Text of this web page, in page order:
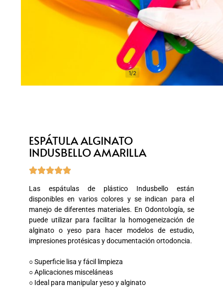
1/2
ESPÁTULA ALGINATO
INDUSBELLO AMARILLA

Las espátulas de plástico Indusbello están
disponibles en varios colores y se indican para el
manejo de diferentes materiales. En Odontología, se
puede utilizar para facilitar la homogeneización de
alginato o yeso para hacer modelos de estudio,
impresiones protésicas y documentación ortodoncia.
○ Superficie lisa y fácil limpieza
○ Aplicaciones misceláneas
○ Ideal para manipular yeso y alginato